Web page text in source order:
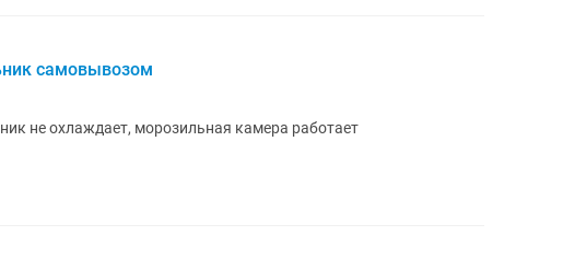
самовывозом
не охлаждает, морозильная камера работает